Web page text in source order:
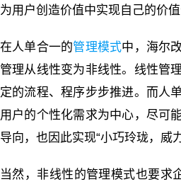
为用户创造价值中实现自己的价值
在人单合一的管理模式中，海尔
管理从线性变为非线性。线性管
定的流程、程序步步推进。而人
用户的个性化需求为中心，尽可
导向，也因此实现“小巧玲珑，威
当然，非线性的管理模式也要求